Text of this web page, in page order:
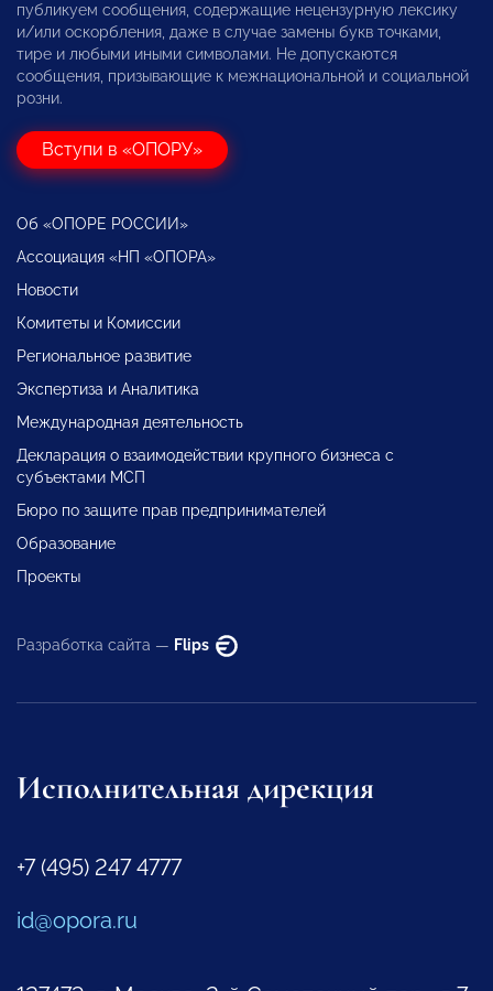
публикуем сообщения, содержащие нецензурную лексику
и/или оскорбления, даже в случае замены букв точками,
тире и любыми иными символами. Не допускаются
сообщения, призывающие к межнациональной и социальной
розни.
Вступи в «ОПОРУ»
Об «ОПОРЕ РОССИИ»
Ассоциация «НП «ОПОРА»
Новости
Комитеты и Комиссии
Региональное развитие
Экспертиза и Аналитика
Международная деятельность
Декларация о взаимодействии крупного бизнеса с
субъектами МСП
Бюро по защите прав предпринимателей
Образование
Проекты
Разработка сайта — Flips
Исполнительная дирекция
+7 (495) 247 4777
id@opora.ru